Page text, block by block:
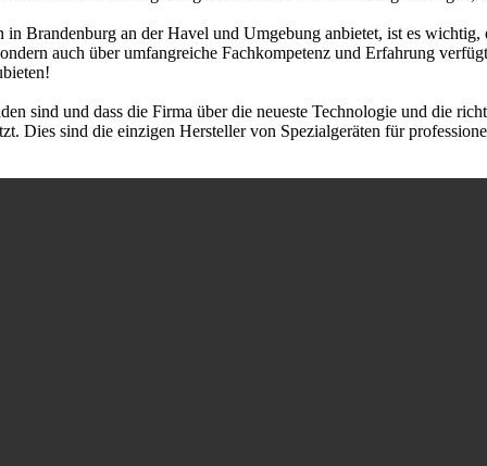
Brandenburg an der Havel und Umgebung anbietet, ist es
auch über umfangreiche Fachkompetenz und Erfahrung
sind und dass die Firma über die neueste Technologie und die
Dies sind die einzigen Hersteller von Spezialgeräten für